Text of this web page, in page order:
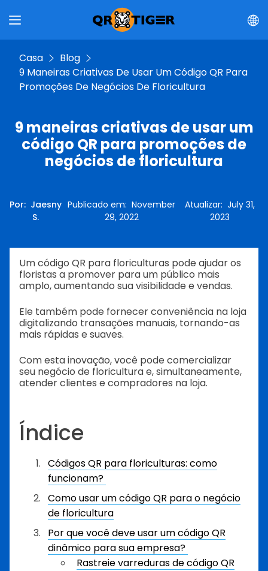
Casa
Blog
9 Maneiras Criativas De Usar Um Código QR Para
Promoções De Negócios De Floricultura
9 maneiras criativas de usar um
código QR para promoções de
negócios de floricultura
Por: Jaesny
S.
Publicado em:November
29, 2022
Atualizar:July 31,
2023
Um código QR para floriculturas pode ajudar os
floristas a promover para um público mais
amplo, aumentando sua visibilidade e vendas.
Ele também pode fornecer conveniência na loja
digitalizando transações manuais, tornando-as
mais rápidas e suaves.
Com esta inovação, você pode comercializar
seu negócio de floricultura e, simultaneamente,
atender clientes e compradores na loja.
Índice
Códigos QR para floriculturas: como
funcionam?
Como usar um código QR para o negócio
de floricultura
Por que você deve usar um código QR
dinâmico para sua empresa?
Rastreie varreduras de código QR